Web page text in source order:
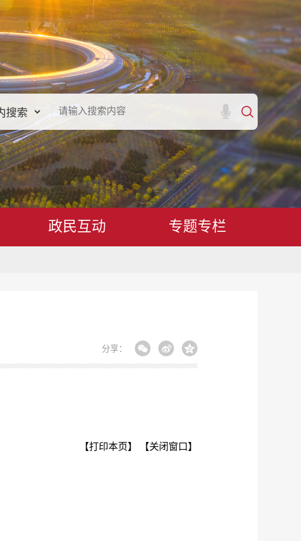
政民互动 专题专栏
分享：
【打印本页】 【关闭窗口】